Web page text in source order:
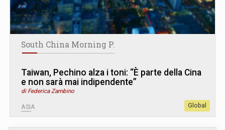
South China Morning P.
Taiwan, Pechino alza i toni: “È parte della Cina
e non sarà mai indipendente”
di Federica Zambino
ASIA Global